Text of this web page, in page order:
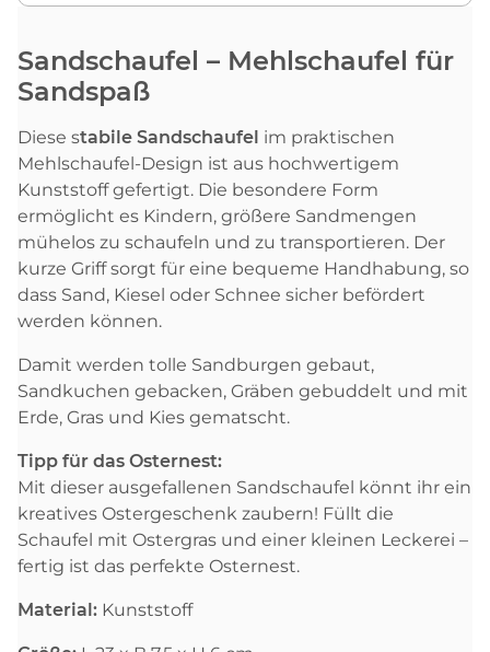
Sandschaufel – Mehlschaufel für
Sandspaß
Diese stabile Sandschaufel im praktischen
Mehlschaufel-Design ist aus hochwertigem
Kunststoff gefertigt. Die besondere Form
ermöglicht es Kindern, größere Sandmengen
mühelos zu schaufeln und zu transportieren. Der
kurze Griff sorgt für eine bequeme Handhabung, so
dass Sand, Kiesel oder Schnee sicher befördert
werden können.
Damit werden tolle Sandburgen gebaut,
Sandkuchen gebacken, Gräben gebuddelt und mit
Erde, Gras und Kies gematscht.
Tipp für das Osternest:
Mit dieser ausgefallenen Sandschaufel könnt ihr ein
kreatives Ostergeschenk zaubern! Füllt die
Schaufel mit Ostergras und einer kleinen Leckerei –
fertig ist das perfekte Osternest.
Material: Kunststoff